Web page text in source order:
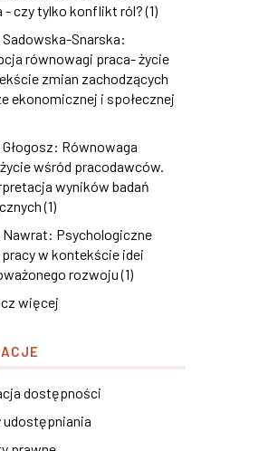
- czy tylko konflikt ról? (1)
Sadowska-Snarska:
równowagi praca- życie
zmian zachodzących
ekonomicznej i społecznej
Równowaga
wśród pracodawców.
wyników badań
(1)
Nawrat: Psychologiczne
w kontekście idei
rozwoju (1)
więcej
dostępności
udostępniania